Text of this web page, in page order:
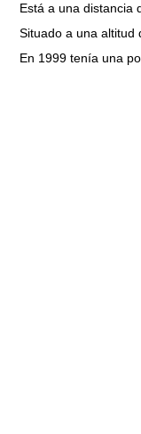
Está a una distancia
Situado a una altitud
En 1999 tenía una